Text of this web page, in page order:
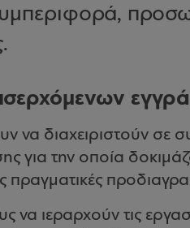
να διαχειριστούν σε
για την οποία
να ιεραρχούν τις